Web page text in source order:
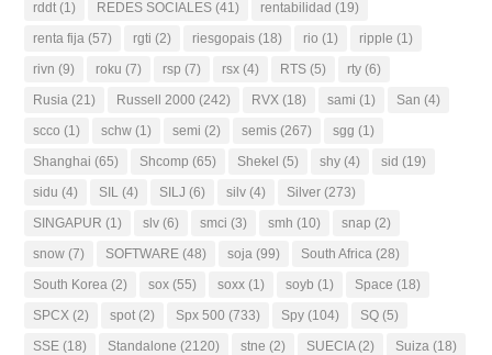
rddt (1) REDES SOCIALES (41) rentabilidad (19)
renta fija (57) rgti (2) riesgopais (18) rio (1) ripple (1)
rivn (9) roku (7) rsp (7) rsx (4) RTS (5) rty (6)
Rusia (21) Russell 2000 (242) RVX (18) sami (1) San (4)
scco (1) schw (1) semi (2) semis (267) sgg (1)
Shanghai (65) Shcomp (65) Shekel (5) shy (4) sid (19)
sidu (4) SIL (4) SILJ (6) silv (4) Silver (273)
SINGAPUR (1) slv (6) smci (3) smh (10) snap (2)
snow (7) SOFTWARE (48) soja (99) South Africa (28)
South Korea (2) sox (55) soxx (1) soyb (1) Space (18)
SPCX (2) spot (2) Spx 500 (733) Spy (104) SQ (5)
SSE (18) Standalone (2120) stne (2) SUECIA(2) Suiza (18)